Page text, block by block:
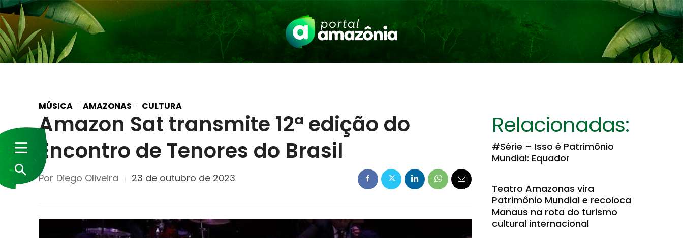
MÚSICA AMAZONAS CULTURA
Amazon Sat transmite 12ª edição do
Encontro de Tenores do Brasil
Por Diego Oliveira 23 de outubro de 2023
Relacionadas:
#Série – Isso é Patrimônio
Mundial: Equador
Teatro Amazonas vira
Patrimônio Mundial e recoloca
Manaus na rota do turismo
cultural internacional